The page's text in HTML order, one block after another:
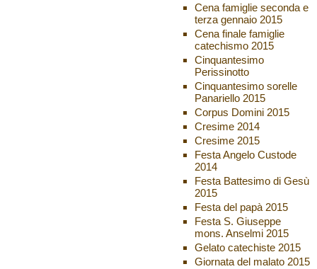
Cena famiglie seconda e
terza gennaio 2015
Cena finale famiglie
catechismo 2015
Cinquantesimo
Perissinotto
Cinquantesimo sorelle
Panariello 2015
Corpus Domini 2015
Cresime 2014
Cresime 2015
Festa Angelo Custode
2014
Festa Battesimo di Gesù
2015
Festa del papà 2015
Festa S. Giuseppe
mons. Anselmi 2015
Gelato catechiste 2015
Giornata del malato 2015